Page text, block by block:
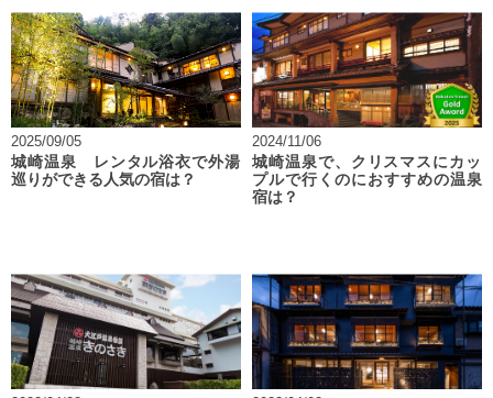
2025/09/05
城崎温泉 レンタル浴衣で外湯
巡りができる人気の宿は？
2024/11/06
城崎温泉で、クリスマスにカッ
プルで行くのにおすすめの温泉
宿は？